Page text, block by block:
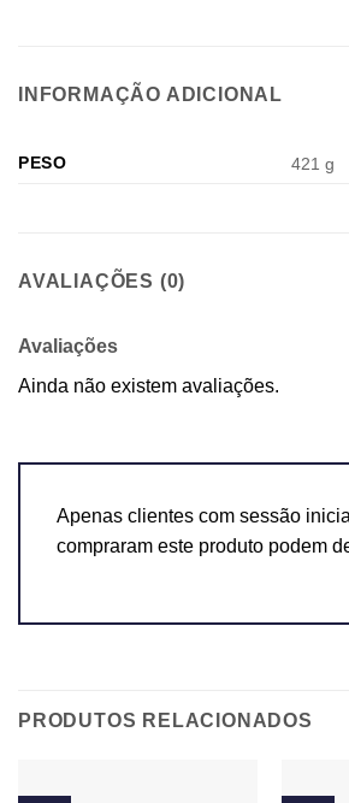
INFORMAÇÃO ADICIONAL
PESO 421 g
AVALIAÇÕES (0)
Avaliações
Ainda não existem avaliações.
Apenas clientes com sessão
compraram este produto podem
PRODUTOS RELACIONADOS